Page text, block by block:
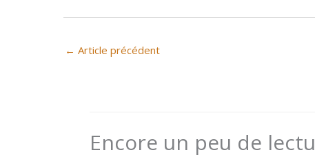
← Article précédent
Encore un peu de